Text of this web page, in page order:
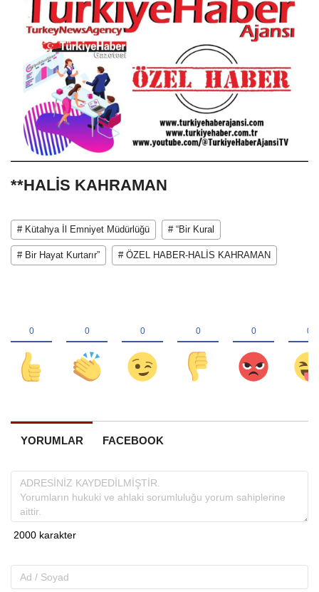
**HALİS KAHRAMAN
# Kütahya İl Emniyet Müdürlüğü # “Bir Kural
# Bir Hayat Kurtarır” # ÖZEL HABER-HALİS KAHRAMAN
YORUMLAR FACEBOOK